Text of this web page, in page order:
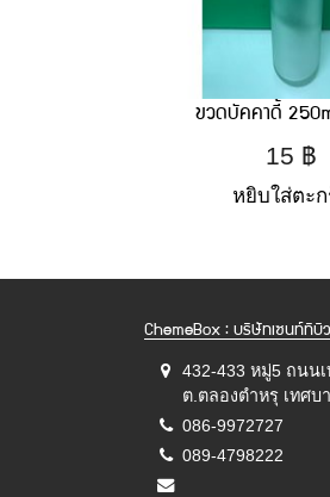
ขวดบัคคาดี้
15 ฿
หยิบใส่ตะก
ChemeBox : บริษัทเซนท์ทิบิ
432-433 หมู่5 ถนน
ต.ตลองตำหรุ เทศบ
086-9972727
089-4798222